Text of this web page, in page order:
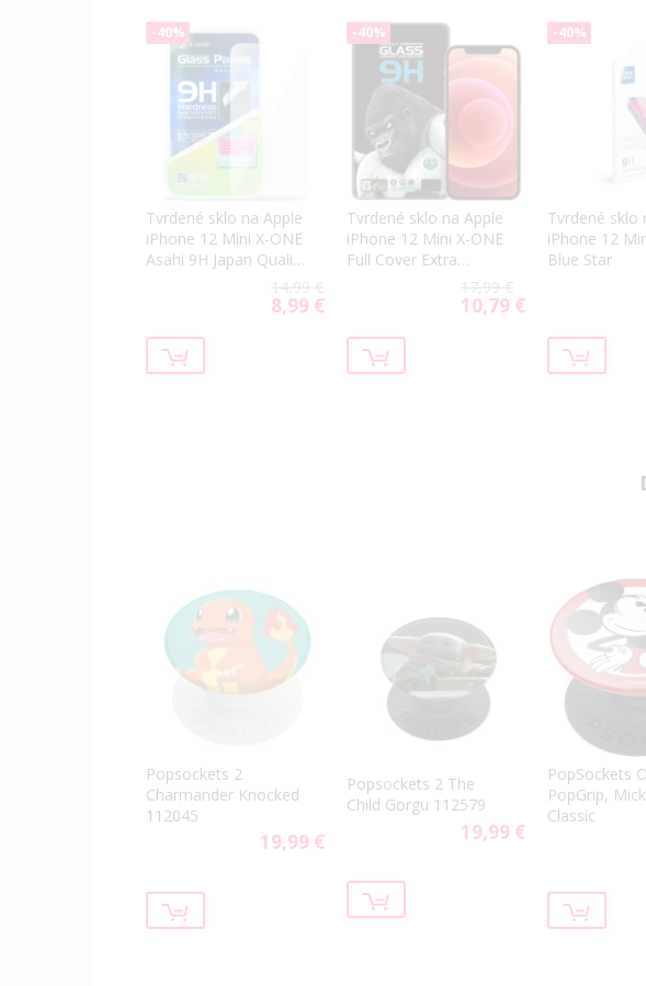
-40%
Tvrdené sklo na Apple
iPhone 12 Mini X-ONE
Asahi 9H Japan Quality
14,99 €
Special
8,99 €
-40%
Tvrdené sklo na Apple
iPhone 12 Mini X-ONE
Full Cover Extra
Strong Matte 9H Full
17,99 €
Special
10,79 €
-40%
Tvrdené sklo
iPhone 12
Blue Star
Popsockets 2
Charmander Knocked
112045
19,99 €
Popsockets 2 The
Child Gorgu 112579
19,99 €
PopSockets
PopGrip,
Classic